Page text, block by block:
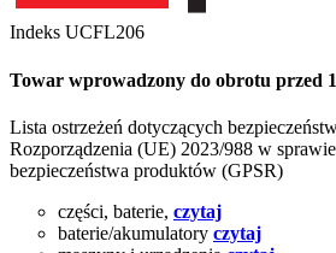
Indeks UCFL206
Towar wprowadzony do obrotu przed
Lista ostrzeżeń dotyczących
Rozporządzenia (UE) 2023/988 w
bezpieczeństwa produktów (GPSR)
części, baterie, czytaj
baterie/akumulatory czytaj